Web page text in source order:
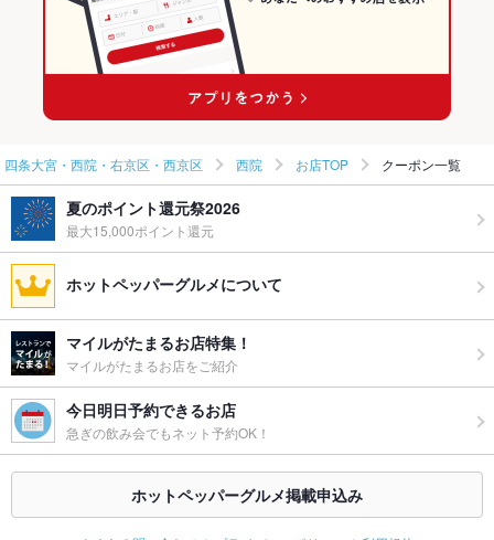
西院駅 × お好み焼き・もんじゃ
西院駅 × お好み焼き
京都 × お好み焼き
四条大宮・西院・右京区・西京区 西院 お店TOP クーポン一覧
夏のポイント還元祭2026
最大15,000ポイント還元
ホットペッパーグルメについて
マイルがたまるお店特集！
マイルがたまるお店をご紹介
今日明日予約できるお店
急ぎの飲み会でもネット予約OK！
ホットペッパーグルメ掲載申込み